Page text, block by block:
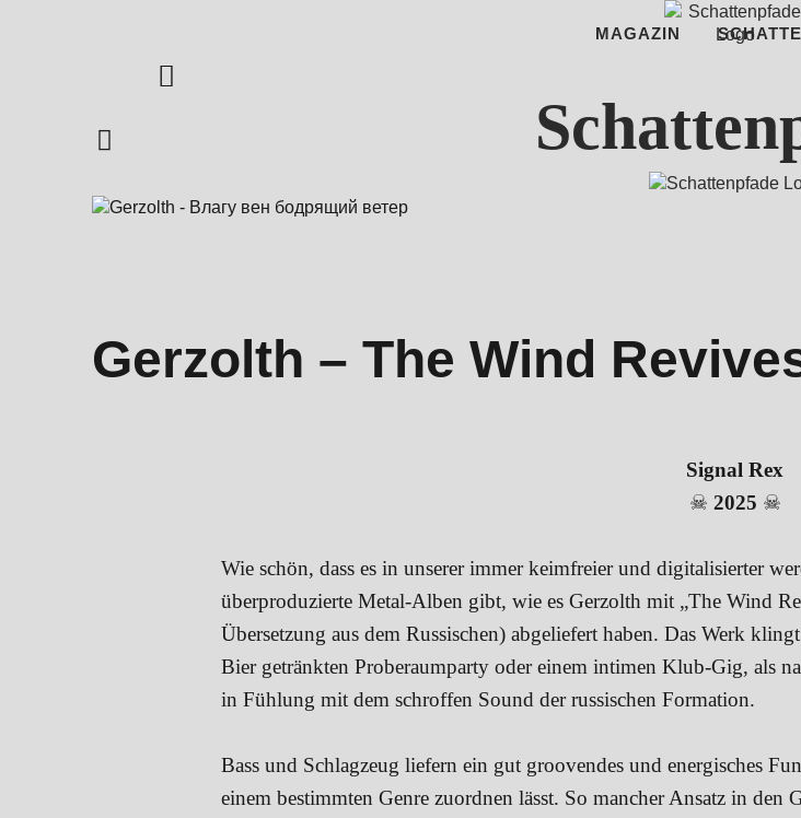
MAGAZIN
Gerzolth – The Wind
Signal Rex
☠ 2025 ☠
Wie schön, dass es in unserer immer keimfreier und digitalisierter
überproduzierte Metal-Alben gibt, wie es Gerzolth mit „The Wind
Übersetzung aus dem Russischen) abgeliefert haben. Das Werk
Bier getränkten Proberaumparty oder einem intimen Klub-Gig, als
in Fühlung mit dem schroffen Sound der russischen Formation.
Bass und Schlagzeug liefern ein gut groovendes und energisches
einem bestimmten Genre zuordnen lässt. So mancher Ansatz in den